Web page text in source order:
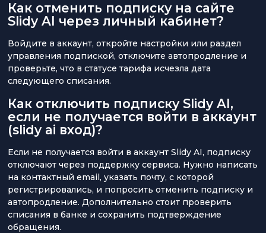
Как отменить подписку на сайте
Slidy AI через личный кабинет?
Войдите в аккаунт, откройте настройки или раздел
управления подпиской, отключите автопродление и
проверьте, что в статусе тарифа исчезла дата
следующего списания.
Как отключить подписку Slidy AI,
если не получается войти в аккаунт
(slidy ai вход)?
Если не получается войти в аккаунт Slidy AI, подписку
отключают через поддержку сервиса. Нужно написать
на контактный email, указать почту, с которой
регистрировались, и попросить отменить подписку и
автопродление. Дополнительно стоит проверить
списания в банке и сохранить подтверждение
обращения.